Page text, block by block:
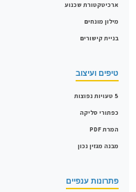
ארכיטקטורת שכנוע
מילון מונחים
בניית קישורים
טיפים ועיצוב
5 טעויות נפוצות
כפתורי סליקה
המרת PDF
מבנה מגזין נכון
פתרונות ענפיים